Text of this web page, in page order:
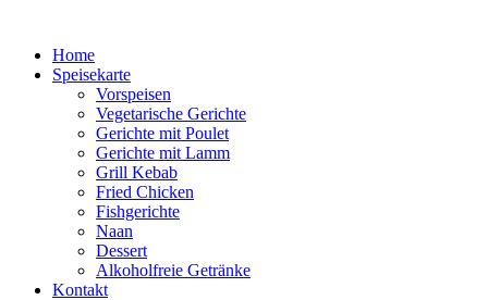
Home
Speisekarte
Vorspeisen
Vegetarische Gerichte
Gerichte mit Poulet
Gerichte mit Lamm
Grill Kebab
Fried Chicken
Fishgerichte
Naan
Dessert
Alkoholfreie Getränke
Kontakt